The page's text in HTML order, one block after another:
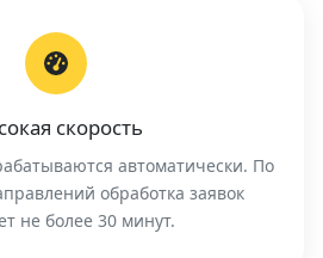
скорость
автоматически. По
обработка заявок
не более 30 минут.